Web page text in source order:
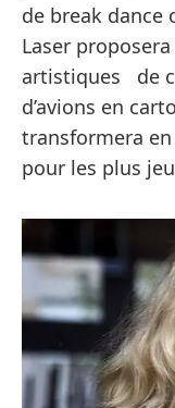
de break dance
Laser
artistiques de
d’avions en
transformera
pour les plus